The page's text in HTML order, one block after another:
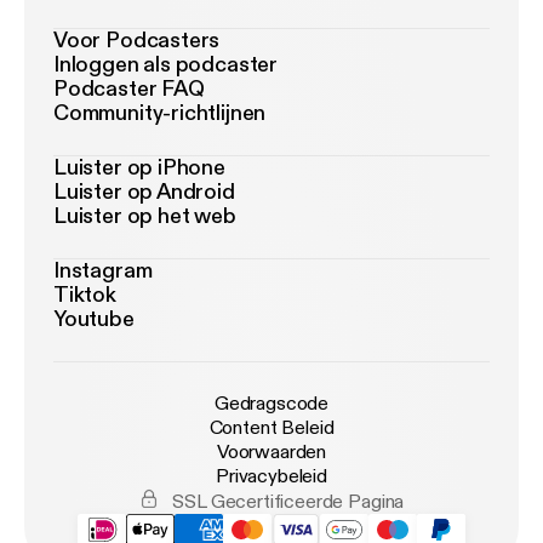
Voor Podcasters
Inloggen als podcaster
Podcaster FAQ
Community-richtlijnen
Luister op iPhone
Luister op Android
Luister op het web
Instagram
Tiktok
Youtube
Gedragscode
Content Beleid
Voorwaarden
Privacybeleid
SSL Gecertificeerde Pagina